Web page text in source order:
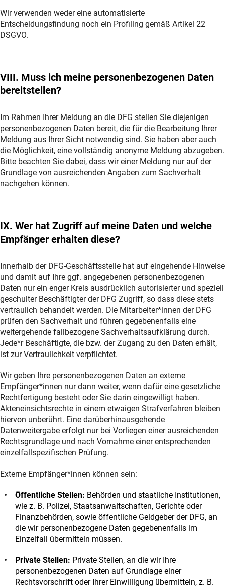
Wir verwenden weder eine automatisierte
Entscheidungsfindung noch ein Profiling gemäß Artikel 22
DSGVO.
VIII. Muss ich meine personenbezogenen Daten
bereitstellen?
Im Rahmen Ihrer Meldung an die DFG stellen Sie diejenigen
personenbezogenen Daten bereit, die für die Bearbeitung Ihrer
Meldung aus Ihrer Sicht notwendig sind. Sie haben aber auch
die Möglichkeit, eine vollständig anonyme Meldung abzugeben.
Bitte beachten Sie dabei, dass wir einer Meldung nur auf der
Grundlage von ausreichenden Angaben zum Sachverhalt
nachgehen können.
IX. Wer hat Zugriff auf meine Daten und welche
Empfänger erhalten diese?
Innerhalb der DFG-Geschäftsstelle hat auf eingehende Hinweise
und damit auf Ihre ggf. angegebenen personenbezogenen
Daten nur ein enger Kreis ausdrücklich autorisierter und speziell
geschulter Beschäftigter der DFG Zugriff, so dass diese stets
vertraulich behandelt werden. Die Mitarbeiter*innen der DFG
prüfen den Sachverhalt und führen gegebenenfalls eine
weitergehende fallbezogene Sachverhaltsaufklärung durch.
Jede*r Beschäftigte, die bzw. der Zugang zu den Daten erhält,
ist zur Vertraulichkeit verpflichtet.
Wir geben Ihre personenbezogenen Daten an externe
Empfänger*innen nur dann weiter, wenn dafür eine gesetzliche
Rechtfertigung besteht oder Sie darin eingewilligt haben.
Akteneinsichtsrechte in einem etwaigen Strafverfahren bleiben
hiervon unberührt. Eine darüberhinausgehende
Datenweitergabe erfolgt nur bei Vorliegen einer ausreichenden
Rechtsgrundlage und nach Vornahme einer entsprechenden
einzelfallspezifischen Prüfung.
Externe Empfänger*innen können sein:
Öffentliche Stellen: Behörden und staatliche Institutionen,
wie z. B. Polizei, Staatsanwaltschaften, Gerichte oder
Finanzbehörden, sowie öffentliche Geldgeber der DFG, an
die wir personenbezogene Daten gegebenenfalls im
Einzelfall übermitteln müssen.
Private Stellen: Private Stellen, an die wir Ihre
personenbezogenen Daten auf Grundlage einer
Rechtsvorschrift oder Ihrer Einwilligung übermitteln, z. B.